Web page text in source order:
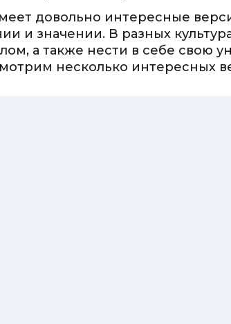
довольно интересные
и значении. В разных
а также нести в себе свою
несколько интересных